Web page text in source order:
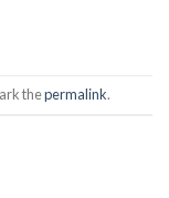
thepermalink.